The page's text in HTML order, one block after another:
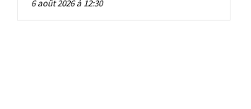
6 août 2026 à 12:30